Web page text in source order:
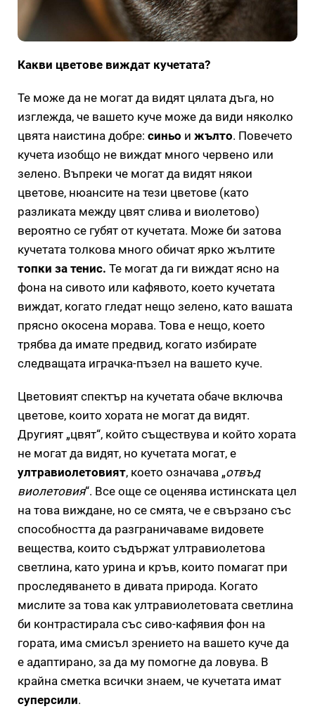
Какви цветове виждат кучетата?
Те може да не могат да видят цялата дъга, но
изглежда, че вашето куче може да види няколко
цвята наистина добре: синьо и жълто. Повечето
кучета изобщо не виждат много червено или
зелено. Въпреки че могат да видят някои
цветове, нюансите на тези цветове (като
разликата между цвят слива и виолетово)
вероятно се губят от кучетата. Може би затова
кучетата толкова много обичат ярко жълтите
топки за тенис. Те могат да ги виждат ясно на
фона на сивото или кафявото, което кучетата
виждат, когато гледат нещо зелено, като вашата
прясно окосена морава. Това е нещо, което
трябва да имате предвид, когато избирате
следващата играчка-пъзел на вашето куче.
Цветовият спектър на кучетата обаче включва
цветове, които хората не могат да видят.
Другият „цвят“, който съществува и който хората
не могат да видят, но кучетата могат, е
ултравиолетовият, което означава „отвъд
виолетовия“. Все още се оценява истинската цел
на това виждане, но се смята, че е свързано със
способността да разграничаваме видовете
вещества, които съдържат ултравиолетова
светлина, като урина и кръв, които помагат при
проследяването в дивата природа. Когато
мислите за това как ултравиолетовата светлина
би контрастирала със сиво-кафявия фон на
гората, има смисъл зрението на вашето куче да
е адаптирано, за да му помогне да ловува. В
крайна сметка всички знаем, че кучетата имат
суперсили.